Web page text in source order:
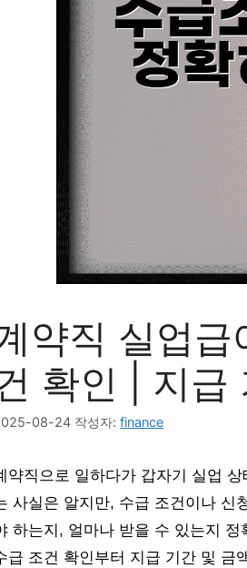
약직 실업
확인 | 지급
08-24 작성자: finance
약직으로 일하다가 갑자기 실업
사실은 알지만, 수급 조건이나 신
하는지, 얼마나 받을 수 있는지
급 조건 확인부터 지급 기간 및 금